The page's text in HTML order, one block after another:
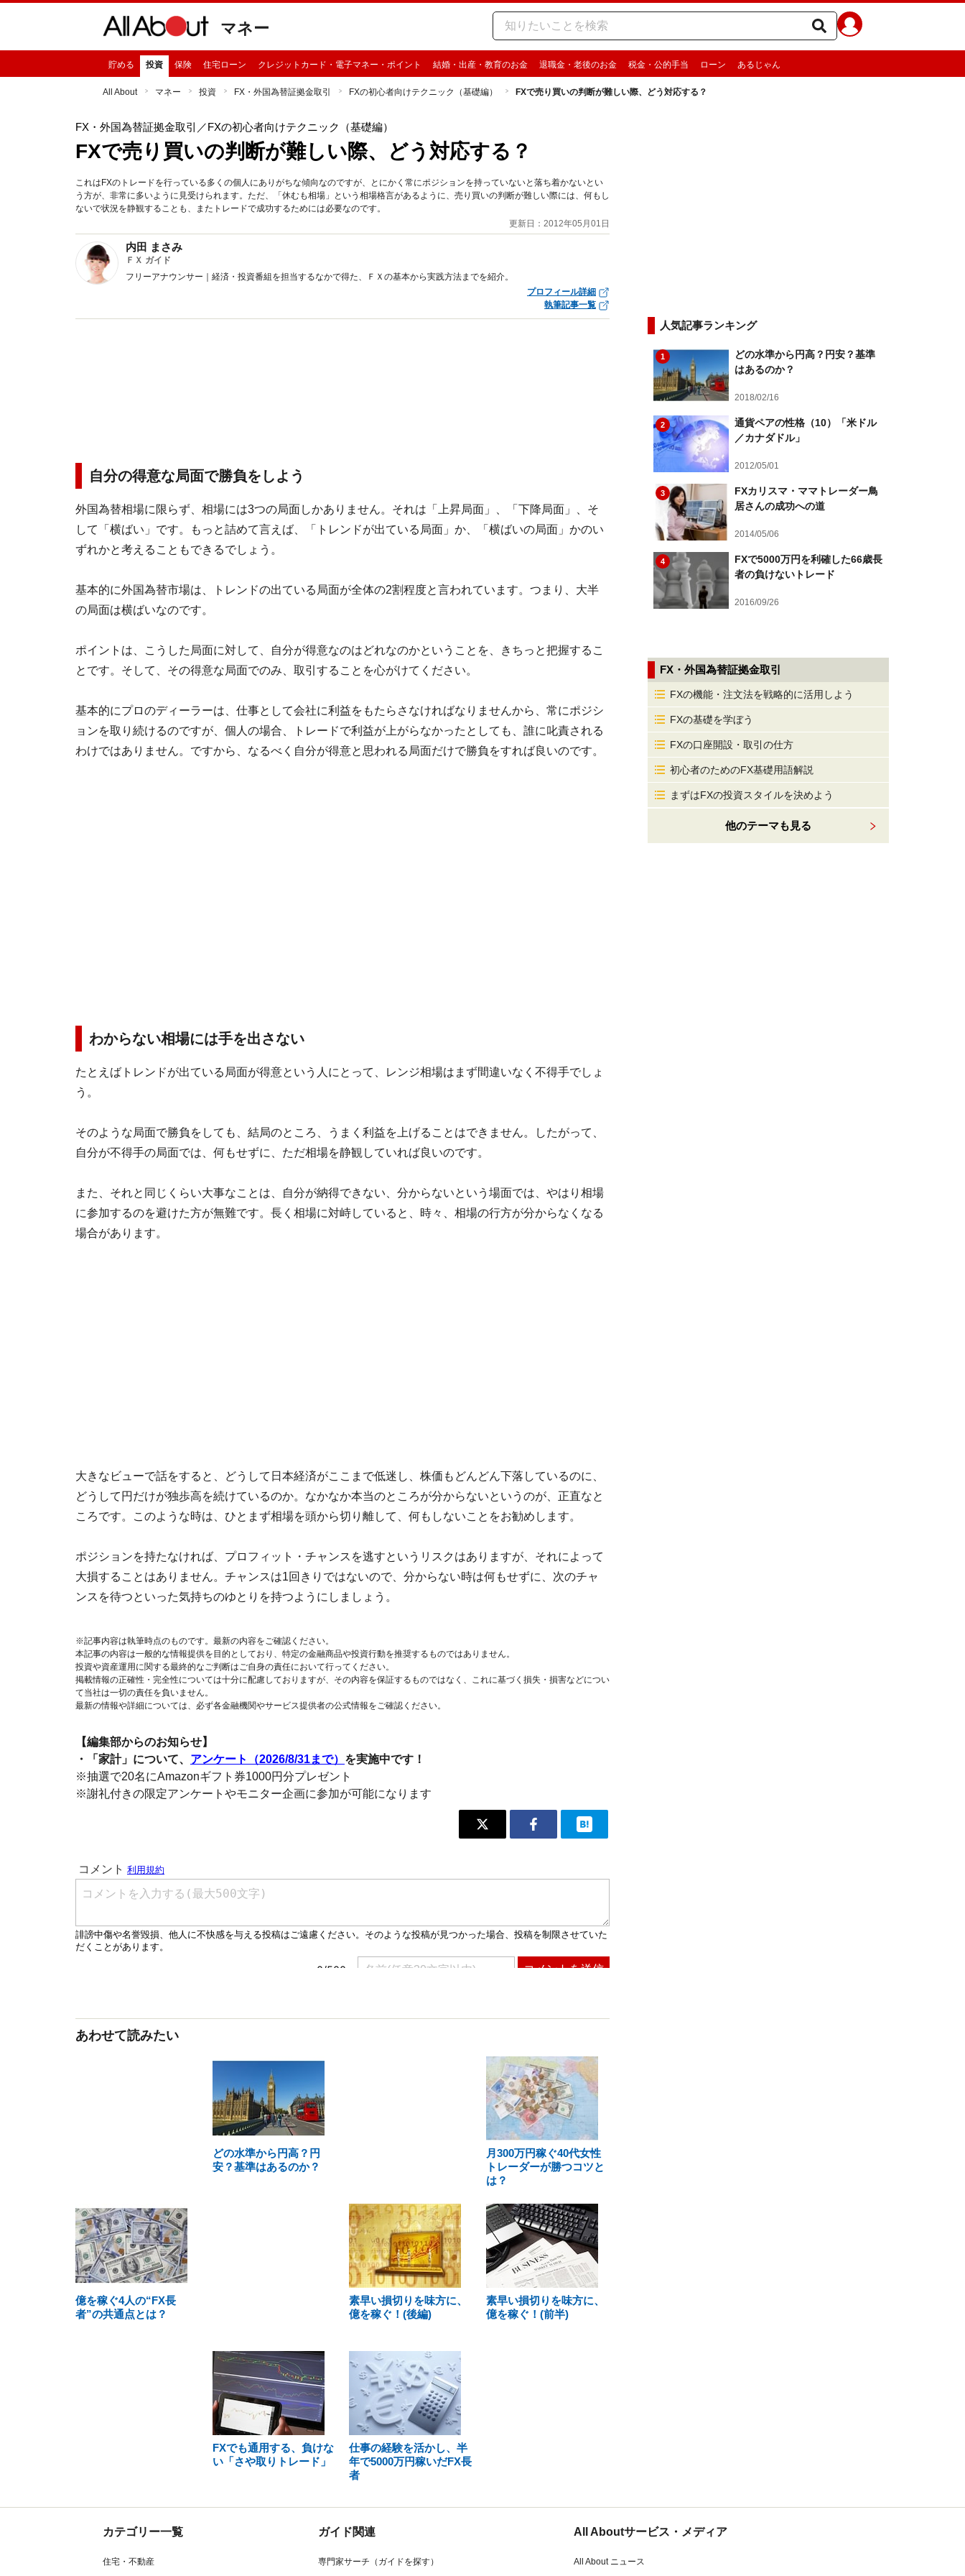
マネー
貯める 投資 保険 住宅ローン クレジットカード・電子マネー・ポイント 結婚・出産・教育のお金 退職金・老後のお金 税金・公的手当 ローン あるじゃん
All About マネー 投資 FX・外国為替証拠金取引 FXの初心者向けテクニック（基礎編） FXで売り買いの判断が難しい際、どう対応する？
FX・外国為替証拠金取引 ／FXの初心者向けテクニック（基礎編）
FXで売り買いの判断が難しい際、どう対応する？
これはFXのトレードを行っている多くの個人にありがちな傾向なのですが、とにかく常にポジションを持っていないと落ち着かないとい
う方が、非常に多いように見受けられます。ただ、「休むも相場」という相場格言があるように、売り買いの判断が難しい際には、何もし
ないで状況を静観することも、またトレードで成功するためには必要なのです。
更新日：2012年05月01日
内田 まさみ
ＦＸ ガイド
フリーアナウンサー｜経済・投資番組を担当するなかで得た、ＦＸの基本から実践方法までを紹介。
プロフィール詳細
執筆記事一覧
自分の得意な局面で勝負をしよう
外国為替相場に限らず、相場には3つの局面しかありません。それは「上昇局面」、「下降局面」、そ
して「横ばい」です。もっと詰めて言えば、「トレンドが出ている局面」か、「横ばいの局面」かのい
ずれかと考えることもできるでしょう。
基本的に外国為替市場は、トレンドの出ている局面が全体の2割程度と言われています。つまり、大半
の局面は横ばいなのです。
ポイントは、こうした局面に対して、自分が得意なのはどれなのかということを、きちっと把握するこ
とです。そして、その得意な局面でのみ、取引することを心がけてください。
基本的にプロのディーラーは、仕事として会社に利益をもたらさなければなりませんから、常にポジシ
ョンを取り続けるのですが、個人の場合、トレードで利益が上がらなかったとしても、誰に叱責される
わけではありません。ですから、なるべく自分が得意と思われる局面だけで勝負をすれば良いのです。
わからない相場には手を出さない
たとえばトレンドが出ている局面が得意という人にとって、レンジ相場はまず間違いなく不得手でしょ
う。
そのような局面で勝負をしても、結局のところ、うまく利益を上げることはできません。したがって、
自分が不得手の局面では、何もせずに、ただ相場を静観していれば良いのです。
また、それと同じくらい大事なことは、自分が納得できない、分からないという場面では、やはり相場
に参加するのを避けた方が無難です。長く相場に対峙していると、時々、相場の行方が分からなくなる
場合があります。
大きなビューで話をすると、どうして日本経済がここまで低迷し、株価もどんどん下落しているのに、
どうして円だけが独歩高を続けているのか。なかなか本当のところが分からないというのが、正直なと
ころです。このような時は、ひとまず相場を頭から切り離して、何もしないことをお勧めします。
ポジションを持たなければ、プロフィット・チャンスを逃すというリスクはありますが、それによって
大損することはありません。チャンスは1回きりではないので、分からない時は何もせずに、次のチャ
ンスを待つといった気持ちのゆとりを持つようにしましょう。
※記事内容は執筆時点のものです。最新の内容をご確認ください。
本記事の内容は一般的な情報提供を目的としており、特定の金融商品や投資行動を推奨するものではありません。
投資や資産運用に関する最終的なご判断はご自身の責任において行ってください。
掲載情報の正確性・完全性については十分に配慮しておりますが、その内容を保証するものではなく、これに基づく損失・損害などについ
て当社は一切の責任を負いません。
最新の情報や詳細については、必ず各金融機関やサービス提供者の公式情報をご確認ください。
【編集部からのお知らせ】
・「家計」について、 アンケート（2026/8/31まで） を実施中です！
※抽選で20名にAmazonギフト券1000円分プレゼント
※謝礼付きの限定アンケートやモニター企画に参加が可能になります
あわせて読みたい
どの水準から円高？円
安？基準はあるのか？
月300万円稼ぐ40代女性
トレーダーが勝つコツと
は？
億を稼ぐ4人の“FX長
者”の共通点とは？
素早い損切りを味方に、
億を稼ぐ！(後編)
素早い損切りを味方に、
億を稼ぐ！(前半)
FXでも通用する、負けな
い「さや取りトレード」
仕事の経験を活かし、半
年で5000万円稼いだFX長
者
人気記事ランキング
1
どの水準から円高？円安？基準
はあるのか？
2018/02/16
2
通貨ペアの性格（10）「米ドル
／カナダドル」
2012/05/01
3
FXカリスマ・ママトレーダー鳥
居さんの成功への道
2014/05/06
4
FXで5000万円を利確した66歳長
者の負けないトレード
2016/09/26
FX・外国為替証拠金取引
FXの機能・注文法を戦略的に活用しよう
FXの基礎を学ぼう
FXの口座開設・取引の仕方
初心者のためのFX基礎用語解説
まずはFXの投資スタイルを決めよう
他のテーマも見る
カテゴリー一覧
住宅・不動産
ガイド関連
専門家サーチ（ガイドを探す）
All Aboutサービス・メディア
All About ニュース